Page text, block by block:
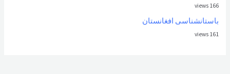
166 views
باستانشناسی افغانستان
161 views